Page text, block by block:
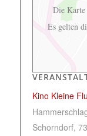
Kino Kleine
Schorndorf,
Die Karte
Es gelten